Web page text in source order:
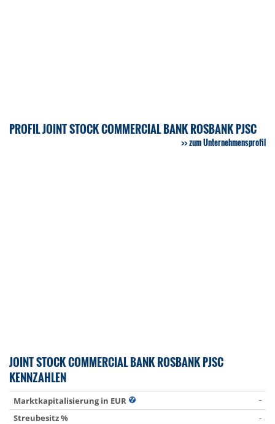
PROFIL JOINT STOCK COMMERCIAL BANK ROSBANK PJSC
zum Unternehmensprofil
JOINT STOCK COMMERCIAL BANK ROSBANK PJSC
KENNZAHLEN
Marktkapitalisierung in EUR
-
Streubesitz %
-